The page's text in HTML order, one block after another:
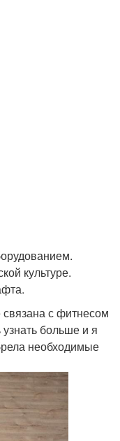
культуре.
с фитнесом
больше и я
необходимые